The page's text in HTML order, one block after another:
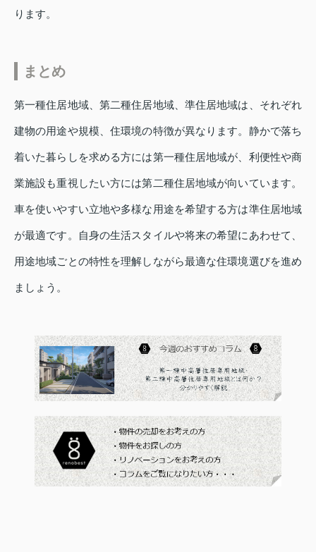
ります。
まとめ
第一種住居地域、第二種住居地域、準住居地域は、それぞれ
建物の用途や規模、住環境の特徴が異なります。静かで落ち
着いた暮らしを求める方には第一種住居地域が、利便性や商
業施設も重視したい方には第二種住居地域が向いています。
車を使いやすい立地や多様な用途を希望する方は準住居地域
が最適です。自身の生活スタイルや将来の希望にあわせて、
用途地域ごとの特性を理解しながら最適な住環境選びを進め
ましょう。